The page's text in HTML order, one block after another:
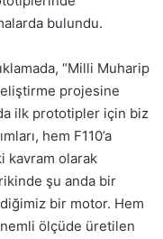
bulundu.
“Milli Muharip
projesine
ilk prototipler için biz
hem F110’a
kavram olarak
şu anda bir
bir motor. Hem
ölçüde üretilen